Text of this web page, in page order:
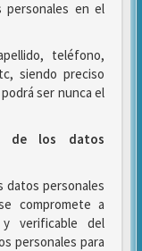
personales en el
teléfono,
siendo preciso
ser nunca el
de los datos
datos personales
compromete a
verificable del
personales para